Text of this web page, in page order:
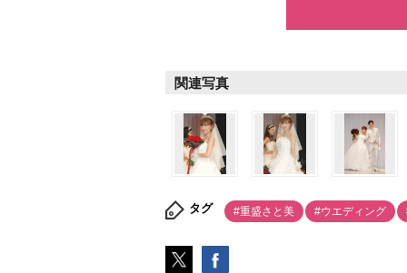
関連写真
タグ #重盛さと美 #ウエディング